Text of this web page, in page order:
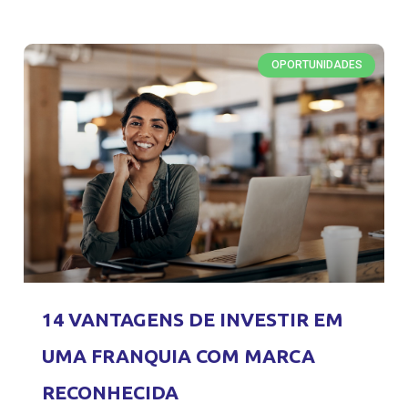
OPORTUNIDADES
14 VANTAGENS DE INVESTIR EM
UMA FRANQUIA COM MARCA
RECONHECIDA